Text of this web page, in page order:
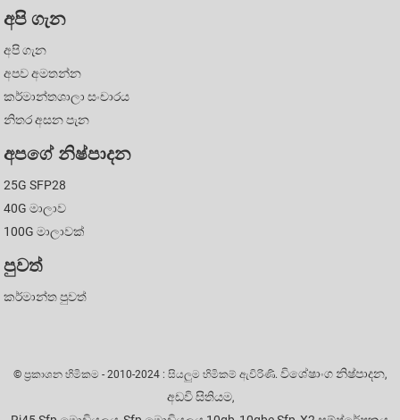
අපි ගැන
අපි ගැන
අපව අමතන්න
කර්මාන්තශාලා සංචාරය
නිතර අසන පැන
අපගේ නිෂ්පාදන
25G SFP28
40G මාලාව
100G මාලාවක්
පුවත්
කර්මාන්ත පුවත්
© ප්‍රකාශන හිමිකම - 2010-2024 : සියලුම හිමිකම් ඇවිරිණි. විශේෂාංග නිෂ්පාදන,
අඩවි සිතියම,